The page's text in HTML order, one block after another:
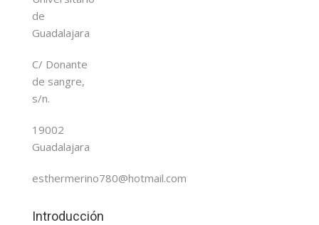
de
Guadalajara
C/ Donante
de sangre,
s/n.
19002
Guadalajara
esthermerino780@hotmail.com
Introducción